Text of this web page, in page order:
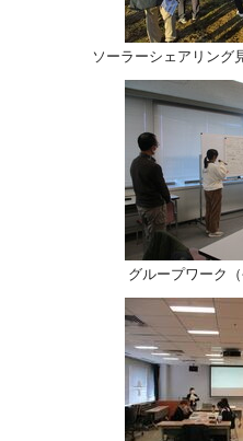
ソーラーシェアリング
グループワーク